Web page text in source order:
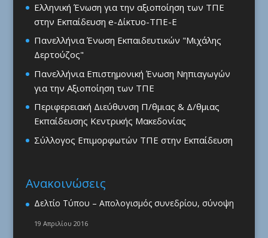
Ελληνική Ένωση για την αξιοποίηση των ΤΠΕ
στην Εκπαίδευση e-Δίκτυο-ΤΠΕ-Ε
Πανελλήνια Ένωση Εκπαιδευτικών "Μιχάλης
Δερτούζος"
Πανελλήνια Επιστημονική Ένωση Νηπιαγωγών
για την Αξιοποίηση των ΤΠΕ
Περιφερειακή Διεύθυνση Π/θμιας & Δ/θμιας
Εκπαίδευσης Κεντρικής Μακεδονίας
Σύλλογος Επιμορφωτών ΤΠΕ στην Εκπαίδευση
Ανακοινώσεις
Δελτίο Τύπου – Απολογισμός συνεδρίου, σύνοψη
19 Απριλίου 2016